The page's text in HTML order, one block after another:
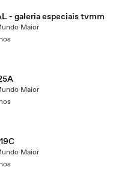
- galeria especiais tvmm
Maior
Maior
Maior